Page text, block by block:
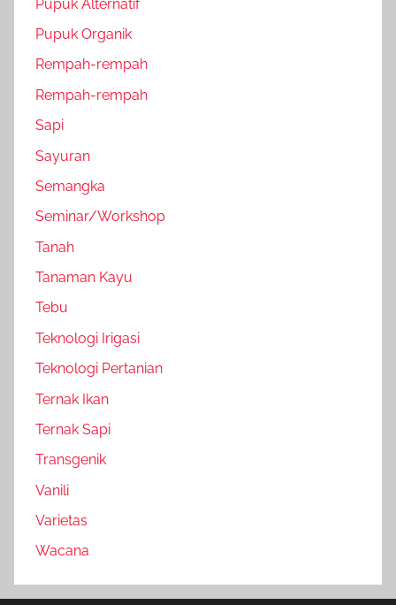
Pupuk Alternatif
Pupuk Organik
Rempah-rempah
Rempah-rempah
Sapi
Sayuran
Semangka
Seminar/Workshop
Tanah
Tanaman Kayu
Tebu
Teknologi Irigasi
Teknologi Pertanian
Ternak Ikan
Ternak Sapi
Transgenik
Vanili
Varietas
Wacana